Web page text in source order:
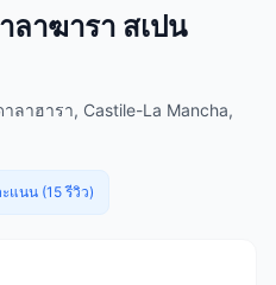
ลาฆารา สเปน
ลาฮารา, Castile-La Mancha,
แนน (15 รีวิว)